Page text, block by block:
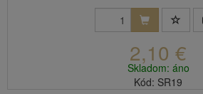
2,10 €
Skladom: áno
Kód: SR19